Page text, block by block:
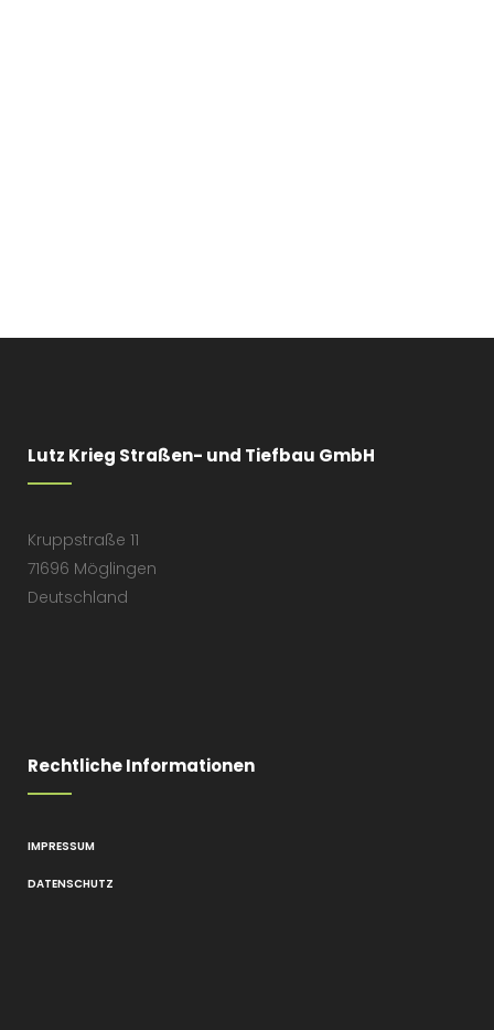
Lutz Krieg Straßen- und Tiefbau GmbH
Kruppstraße 11
71696 Möglingen
Deutschland
Rechtliche Informationen
IMPRESSUM
DATENSCHUTZ